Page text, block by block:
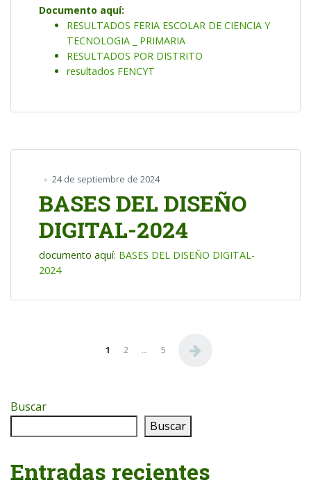
Documento aquí:
RESULTADOS FERIA ESCOLAR DE CIENCIA Y
TECNOLOGIA _ PRIMARIA
RESULTADOS POR DISTRITO
resultados FENCYT
24 de septiembre de 2024
BASES DEL DISEÑO
DIGITAL-2024
documento aquí: BASES DEL DISEÑO DIGITAL-
2024
Paginación de entradas
1 2 … 5
Buscar
Buscar
Entradas recientes